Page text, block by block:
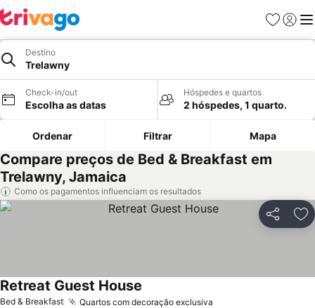
Favoritos
Iniciar
Destino
Trelawny
Check-in/out
Escolha as datas
Hóspedes e quartos
2 hóspedes, 1 quarto.
Ordenar Filtrar Mapa
Compare preços de Bed & Breakfast em
Trelawny, Jamaica
Como os pagamentos influenciam os resultados
Partilhar
Bed & Breakfast Quartos com decoração exclusiva
Retreat Guest House